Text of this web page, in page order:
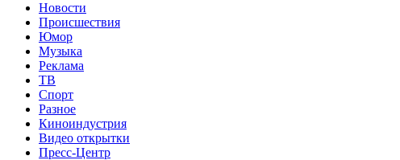
Новости
Происшествия
Юмор
Музыка
Реклама
ТВ
Спорт
Разное
Киноиндустрия
Видео открытки
Пресс-Центр